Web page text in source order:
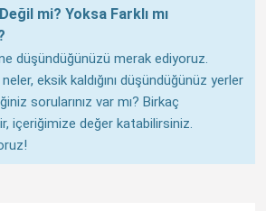
mi? Yoksa Farklı mı
düşündüğünüzü merak ediyoruz.
neler, eksik kaldığını düşündüğünüz yerler
sorularınız var mı? Birkaç
içeriğimize değer katabilirsiniz.